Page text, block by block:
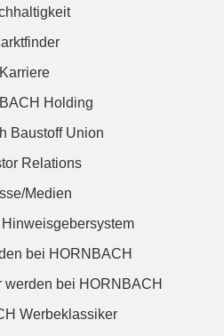
Karriere
Holding
Baustoff Union
Relations
Medien
bei HORNBACH
werden bei HORNBACH
Werbeklassiker